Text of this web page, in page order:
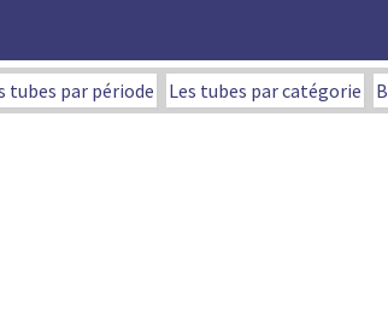
tubes par période Les tubes par catégorie